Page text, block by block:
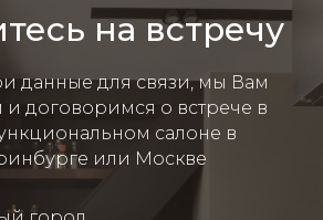
на встречу
данные для связи, мы Вам
договоримся о встрече в
салоне в
или Москве